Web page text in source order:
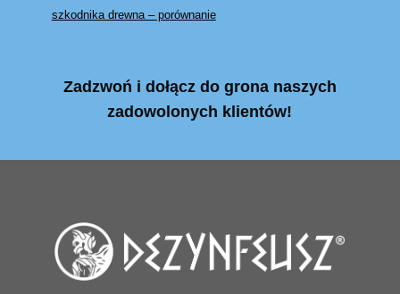
szkodnika drewna – porównanie
Zadzwoń i dołącz do grona naszych
zadowolonych klientów!